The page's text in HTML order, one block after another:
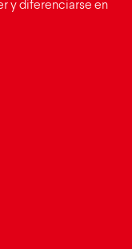
y diferenciarse en